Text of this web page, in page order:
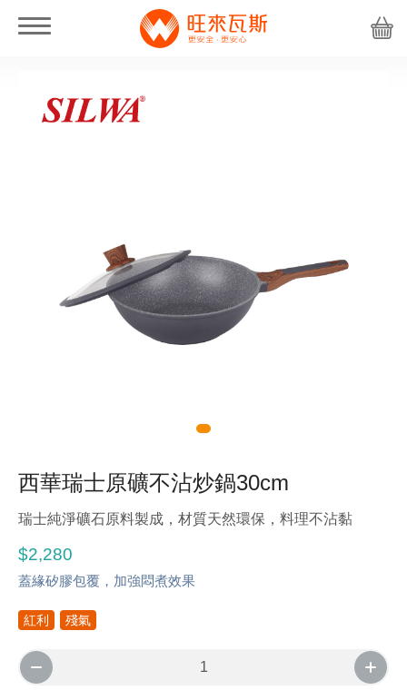
西華瑞士原礦不沾炒鍋30cm
瑞士純淨礦石原料製成，材質天然環保，料理不沾黏
$2,280
蓋緣矽膠包覆，加強悶煮效果
紅利 殘氣